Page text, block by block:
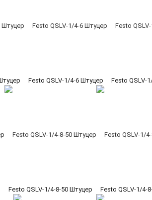
Festo QSLV-1/4-6 Штуцер Festo QSLV-
Festo QSLV-1/4-8-50 Штуцер Festo QSLV-1/4-